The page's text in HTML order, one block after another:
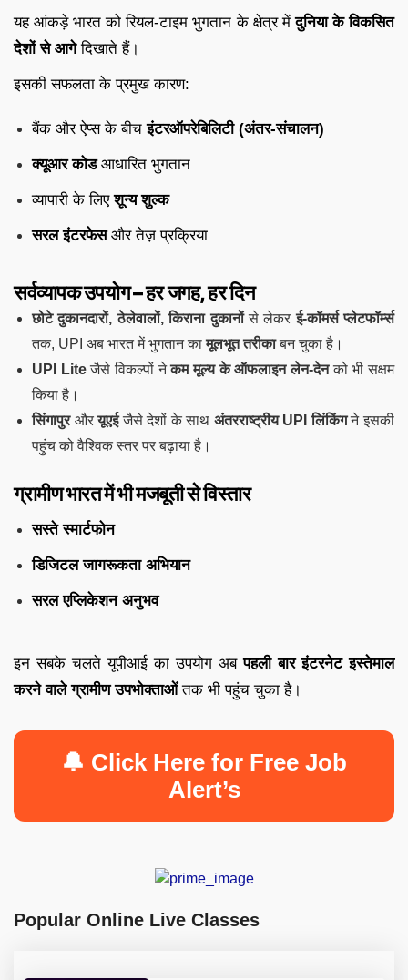
यह आंकड़े भारत को रियल-टाइम भुगतान के क्षेत्र मेंदुनिया के विकसित
देशों से आगेदिखाते हैं।
इसकी सफलता के प्रमुख कारण:
बैंक और ऐप्स के बीचइंटरऑपरेबिलिटी (अंतर-संचालन)
क्यूआर कोडआधारित भुगतान
व्यापारी के लिएशून्य शुल्क
सरल इंटरफेसऔर तेज़ प्रक्रिया
सर्वव्यापक उपयोग – हर जगह, हर दिन
छोटे दुकानदारों, ठेलेवालों, किराना दुकानोंसे लेकरई-कॉमर्स प्लेटफॉर्म्स
तक, UPI अब भारत में भुगतान कामूलभूत तरीकाबन चुका है।
UPI Liteजैसे विकल्पों नेकम मूल्य के ऑफलाइन लेन-देनको भी सक्षम
किया है।
सिंगापुरऔरयूएईजैसे देशों के साथ अंतरराष्ट्रीय UPI लिंकिंगने इसकी
पहुंच को वैश्विक स्तर पर बढ़ाया है।
ग्रामीण भारत में भी मजबूती से विस्तार
सस्ते स्मार्टफोन
डिजिटल जागरूकता अभियान
सरल एप्लिकेशन अनुभव
इन सबके चलते यूपीआई का उपयोग अबपहली बार इंटरनेट इस्तेमाल
करने वाले ग्रामीण उपभोक्ताओंतक भी पहुंच चुका है।
🔔 Click Here for Free Job
Alert’s
Popular Online Live Classes